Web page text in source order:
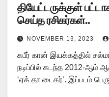
தியேட்டருக்குள்
செய்த ரசிகர்கள்..
NOVEMBER 13, 2023
கபீர் கான் இயக்கத்தில்
நடிப்பில் கடந்த 2012-ஆம்
‘ஏக் தா டைகர்’. இப்படம்